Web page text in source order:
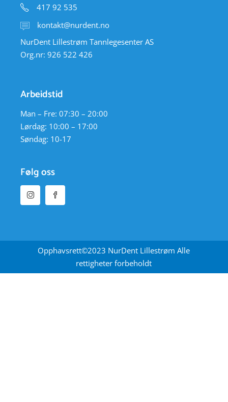
417 92 535
kontakt@nurdent.no
NurDent Lillestrøm Tannlegesenter AS
Org.nr: 926 522 426
Arbeidstid
Man – Fre: 07:30 – 20:00
Lørdag: 10:00 – 17:00
Søndag: 10-17
Følg oss
Opphavsrett©2023 NurDent Lillestrøm Alle
rettigheter forbeholdt